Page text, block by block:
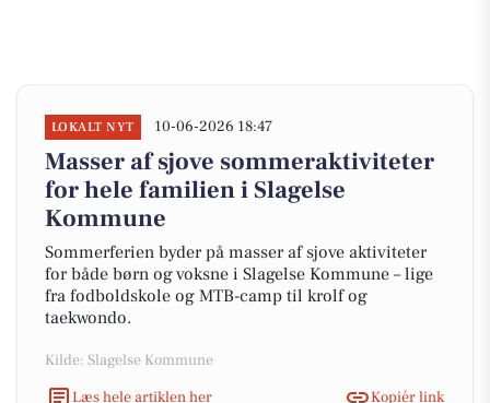
LOKALT NYT 10-06-2026 18:47
Masser af sjove sommeraktiviteter
for hele familien i Slagelse
Kommune
Sommerferien byder på masser af sjove aktiviteter
for både børn og voksne i Slagelse Kommune – lige
fra fodboldskole og MTB-camp til krolf og
taekwondo.
Kilde: Slagelse Kommune
Læs hele artiklen her
Kopiér link